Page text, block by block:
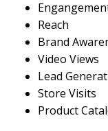
Reach
Brand
Video Views
Lead
Store Visits
Product